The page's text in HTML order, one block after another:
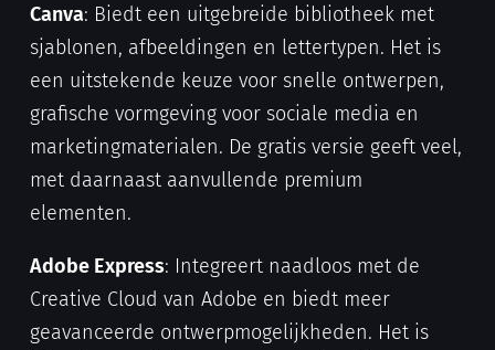
Canva: Biedt een uitgebreide bibliotheek met
sjablonen, afbeeldingen en lettertypen. Het is
een uitstekende keuze voor snelle ontwerpen,
grafische vormgeving voor sociale media en
marketingmaterialen. De gratis versie geeft veel,
met daarnaast aanvullende premium
elementen.
Adobe Express: Integreert naadloos met de
Creative Cloud van Adobe en biedt meer
geavanceerde ontwerpmogelijkheden. Het is